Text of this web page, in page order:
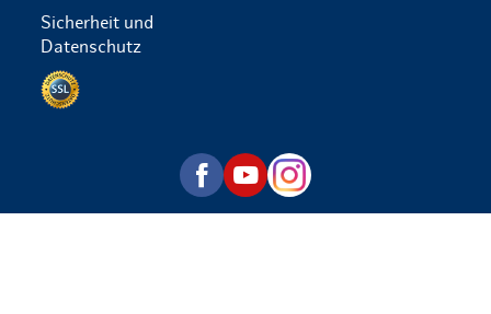
Sicherheit und
Datenschutz